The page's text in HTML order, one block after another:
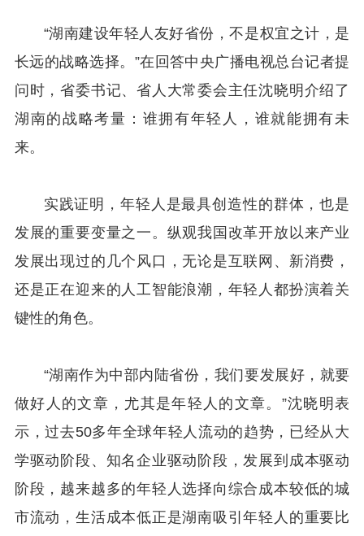
“湖南建设年轻人友好省份，不是权宜之计，是
长远的战略选择。”在回答中央广播电视总台记者提
问时，省委书记、省人大常委会主任沈晓明介绍了
湖南的战略考量：谁拥有年轻人，谁就能拥有未
来。
实践证明，年轻人是最具创造性的群体，也是
发展的重要变量之一。纵观我国改革开放以来产业
发展出现过的几个风口，无论是互联网、新消费，
还是正在迎来的人工智能浪潮，年轻人都扮演着关
键性的角色。
“湖南作为中部内陆省份，我们要发展好，就要
做好人的文章，尤其是年轻人的文章。”沈晓明表
示，过去50多年全球年轻人流动的趋势，已经从大
学驱动阶段、知名企业驱动阶段，发展到成本驱动
阶段，越来越多的年轻人选择向综合成本较低的城
市流动，生活成本低正是湖南吸引年轻人的重要比